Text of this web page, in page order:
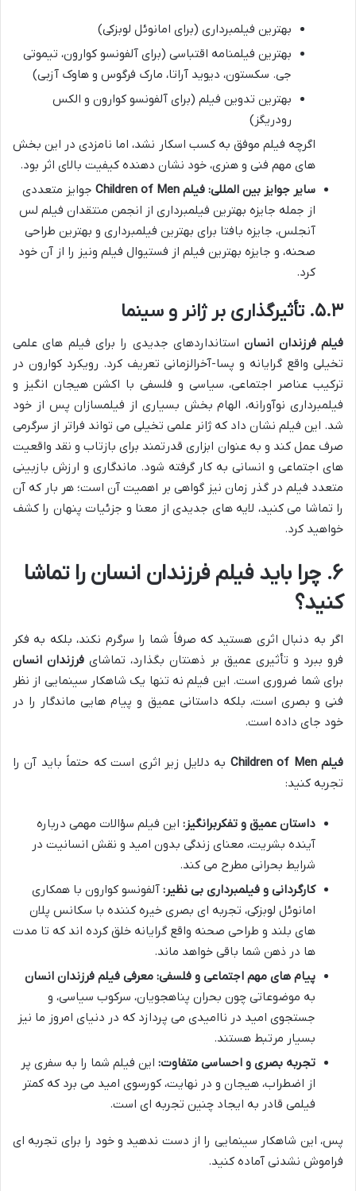
بهترین فیلمبرداری (برای امانوئل لوبزکی)
بهترین فیلمنامه اقتباسی (برای آلفونسو کوارون، تیموتی
جی. سکستون، دیوید آراتا، مارک فرگوس و هاوک آزبی)
بهترین تدوین فیلم (برای آلفونسو کوارون و الکس
رودریگز)
اگرچه فیلم موفق به کسب اسکار نشد، اما نامزدی در این بخش
های مهم فنی و هنری، خود نشان دهنده کیفیت بالای اثر بود.
سایر جوایز بین المللی: فیلم Children of Men
جوایز متعددی
از جمله جایزه بهترین فیلمبرداری از انجمن منتقدان فیلم لس
آنجلس، جایزه بافتا برای بهترین فیلمبرداری و بهترین طراحی
صحنه، و جایزه بهترین فیلم از فستیوال فیلم ونیز را از آن خود
کرد.
۵.۳. تأثیرگذاری بر ژانر و سینما
فیلم فرزندان انساناستانداردهای جدیدی را برای فیلم های علمی
تخیلی واقع گرایانه و پسا-آخرالزمانی تعریف کرد. رویکرد کوارون در
ترکیب عناصر اجتماعی، سیاسی و فلسفی با اکشن هیجان انگیز و
فیلمبرداری نوآورانه، الهام بخش بسیاری از فیلمسازان پس از خود
شد. این فیلم نشان داد که ژانر علمی تخیلی می تواند فراتر از سرگرمی
صرف عمل کند و به عنوان ابزاری قدرتمند برای بازتاب و نقد واقعیت
های اجتماعی و انسانی به کار گرفته شود. ماندگاری و ارزش بازبینی
متعدد فیلم در گذر زمان نیز گواهی بر اهمیت آن است؛ هر بار که آن
را تماشا می کنید، لایه های جدیدی از معنا و جزئیات پنهان را کشف
خواهید کرد.
۶. چرا باید فیلم فرزندان انسان را تماشا
کنید؟
اگر به دنبال اثری هستید که صرفاً شما را سرگرم نکند، بلکه به فکر
فرو ببرد و تأثیری عمیق بر ذهنتان بگذارد، تماشای فرزندان انسان
برای شما ضروری است. این فیلم نه تنها یک شاهکار سینمایی از نظر
فنی و بصری است، بلکه داستانی عمیق و پیام هایی ماندگار را در
خود جای داده است.
فیلم Children of Men
به دلایل زیر اثری است که حتماً باید آن را
تجربه کنید:
داستان عمیق و تفکربرانگیز: این فیلم سؤالات مهمی درباره
آینده بشریت، معنای زندگی بدون امید و نقش انسانیت در
شرایط بحرانی مطرح می کند.
کارگردانی و فیلمبرداری بی نظیر: آلفونسو کوارون با همکاری
امانوئل لوبزکی، تجربه ای بصری خیره کننده با سکانس پلان
های بلند و طراحی صحنه واقع گرایانه خلق کرده اند که تا مدت
ها در ذهن شما باقی خواهد ماند.
پیام های مهم اجتماعی و فلسفی: معرفی فیلم فرزندان انسان
به موضوعاتی چون بحران پناهجویان، سرکوب سیاسی، و
جستجوی امید در ناامیدی می پردازد که در دنیای امروز ما نیز
بسیار مرتبط هستند.
تجربه بصری و احساسی متفاوت: این فیلم شما را به سفری پر
از اضطراب، هیجان و در نهایت، کورسوی امید می برد که کمتر
فیلمی قادر به ایجاد چنین تجربه ای است.
پس، این شاهکار سینمایی را از دست ندهید و خود را برای تجربه ای
فراموش نشدنی آماده کنید.